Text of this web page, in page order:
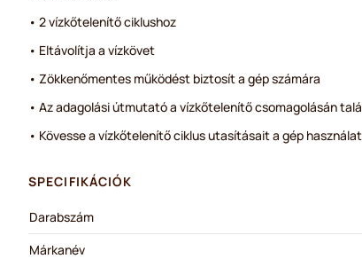
• 2 vízkőtelenítő ciklushoz
• Eltávolítja a vízkövet
• Zökkenőmentes működést biztosít a gép számára
• Az adagolási útmutató a vízkőtelenítő csomagolásán
• Kövesse a vízkőtelenítő ciklus utasításait a gép
SPECIFIKÁCIÓK
Darabszám
Márkanév